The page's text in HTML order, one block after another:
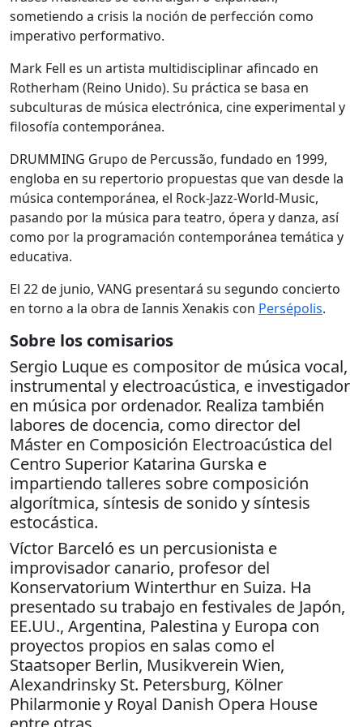
sometiendo a crisis la noción de perfección como
imperativo performativo.
Mark Fell es un artista multidisciplinar afincado en
Rotherham (Reino Unido). Su práctica se basa en
subculturas de música electrónica, cine experimental y
filosofía contemporánea.
DRUMMING Grupo de Percussão, fundado en 1999,
engloba en su repertorio propuestas que van desde la
música contemporánea, el Rock-Jazz-World-Music,
pasando por la música para teatro, ópera y danza, así
como por la programación contemporánea temática y
educativa.
El 22 de junio, VANG presentará su segundo concierto
en torno a la obra de Iannis Xenakis con Persépolis.
Sobre los comisarios
Sergio Luque es compositor de música vocal,
instrumental y electroacústica, e investigador
en música por ordenador. Realiza también
labores de docencia, como director del
Máster en Composición Electroacústica del
Centro Superior Katarina Gurska e
impartiendo talleres sobre composición
algorítmica, síntesis de sonido y síntesis
estocástica.
Víctor Barceló es un percusionista e
improvisador canario, profesor del
Konservatorium Winterthur en Suiza. Ha
presentado su trabajo en festivales de Japón,
EE.UU., Argentina, Palestina y Europa con
proyectos propios en salas como el
Staatsoper Berlin, Musikverein Wien,
Alexandrinsky St. Petersburg, Kölner
Philarmonie y Royal Danish Opera House